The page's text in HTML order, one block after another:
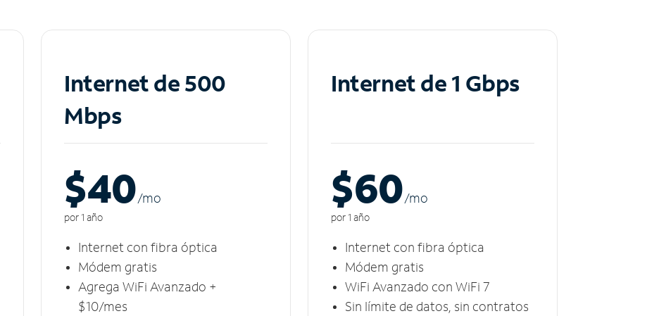
Internet de 500
Mbps
$40/mo
por 1 año
Internet con fibra óptica
Módem gratis
Agrega WiFi Avanzado +
$10/mes
Internet de 1 Gbps
$60/mo
por 1 año
Internet con fibra óptica
Módem gratis
WiFi Avanzado con WiFi 7
Sin límite de datos, sin contratos